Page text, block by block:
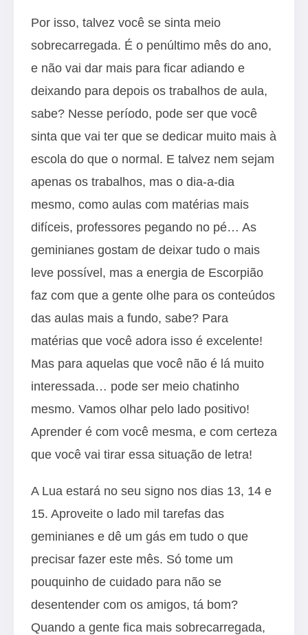
Por isso, talvez você se sinta meio
sobrecarregada. É o penúltimo mês do ano,
e não vai dar mais para ficar adiando e
deixando para depois os trabalhos de aula,
sabe? Nesse período, pode ser que você
sinta que vai ter que se dedicar muito mais à
escola do que o normal. E talvez nem sejam
apenas os trabalhos, mas o dia-a-dia
mesmo, como aulas com matérias mais
difíceis, professores pegando no pé… As
geminianes gostam de deixar tudo o mais
leve possível, mas a energia de Escorpião
faz com que a gente olhe para os conteúdos
das aulas mais a fundo, sabe? Para
matérias que você adora isso é excelente!
Mas para aquelas que você não é lá muito
interessada… pode ser meio chatinho
mesmo. Vamos olhar pelo lado positivo!
Aprender é com você mesma, e com certeza
que você vai tirar essa situação de letra!
A Lua estará no seu signo nos dias 13, 14 e
15. Aproveite o lado mil tarefas das
geminianes e dê um gás em tudo o que
precisar fazer este mês. Só tome um
pouquinho de cuidado para não se
desentender com os amigos, tá bom?
Quando a gente fica mais sobrecarregada,